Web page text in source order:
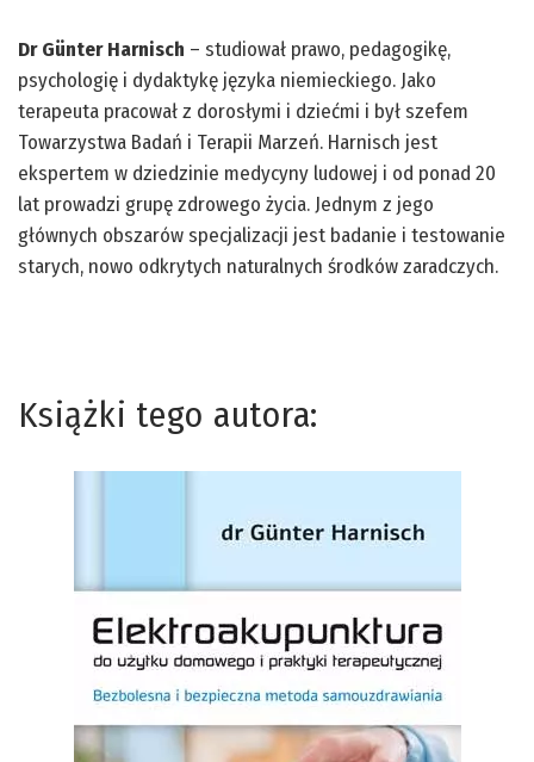
Dr Günter Harnisch – studiował prawo, pedagogikę,
psychologię i dydaktykę języka niemieckiego. Jako
terapeuta pracował z dorosłymi i dziećmi i był szefem
Towarzystwa Badań i Terapii Marzeń. Harnisch jest
ekspertem w dziedzinie medycyny ludowej i od ponad 20
lat prowadzi grupę zdrowego życia. Jednym z jego
głównych obszarów specjalizacji jest badanie i testowanie
starych, nowo odkrytych naturalnych środków zaradczych.
Książki tego autora: